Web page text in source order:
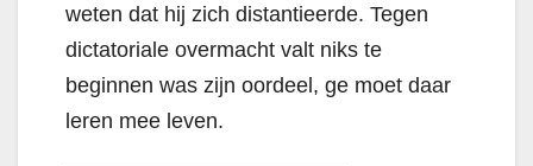
weten dat hij zich distantieerde. Tegen
dictatoriale overmacht valt niks te
beginnen was zijn oordeel, ge moet daar
leren mee leven.